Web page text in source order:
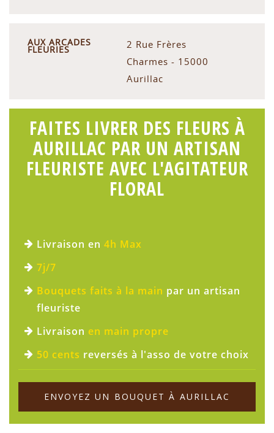
AUX ARCADES
FLEURIES
2 Rue Frères
Charmes - 15000
Aurillac
FAITES LIVRER DES FLEURS À
AURILLAC PAR UN ARTISAN
FLEURISTE AVEC L'AGITATEUR
FLORAL
Livraison en 4h Max
7j/7
Bouquets faits à la main par un artisan
fleuriste
Livraison en main propre
50 cents reversés à l'asso de votre choix
ENVOYEZ UN BOUQUET À AURILLAC